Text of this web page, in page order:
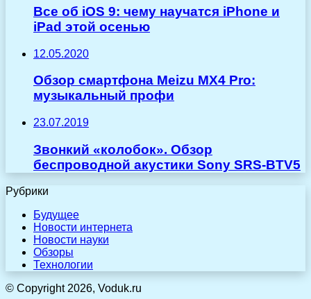
Все об iOS 9: чему научатся iPhone и
iPad этой осенью
12.05.2020
Обзор смартфона Meizu MX4 Pro:
музыкальный профи
23.07.2019
Звонкий «колобок». Обзор
беспроводной акустики Sony SRS-BTV5
Рубрики
Будущее
Новости интернета
Новости науки
Обзоры
Технологии
© Copyright 2026, Voduk.ru